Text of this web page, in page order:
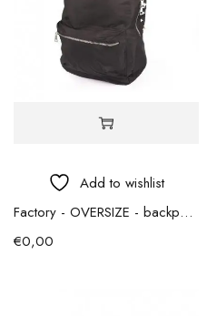
Add to wishlist
Factory - OVERSIZE - backpack
€0,00